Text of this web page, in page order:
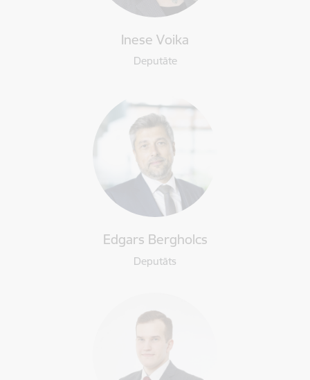
Inese Voika
Deputāte
Edgars Bergholcs
Deputāts